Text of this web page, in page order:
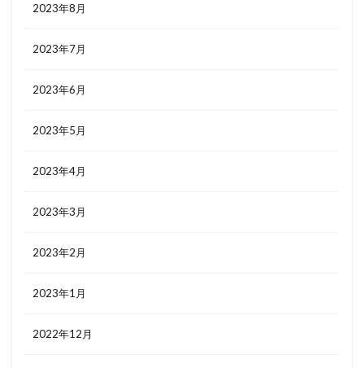
2023年8月
2023年7月
2023年6月
2023年5月
2023年4月
2023年3月
2023年2月
2023年1月
2022年12月